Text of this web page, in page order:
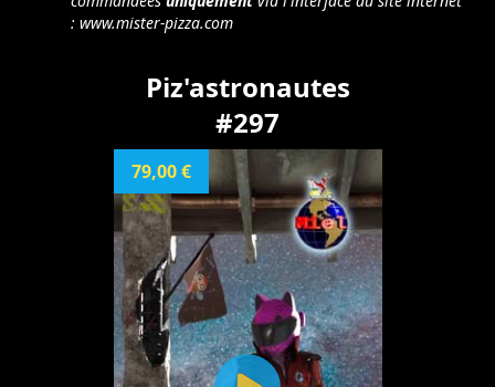
: www.mister-pizza.com
Piz'astronautes
#297
79,00 €